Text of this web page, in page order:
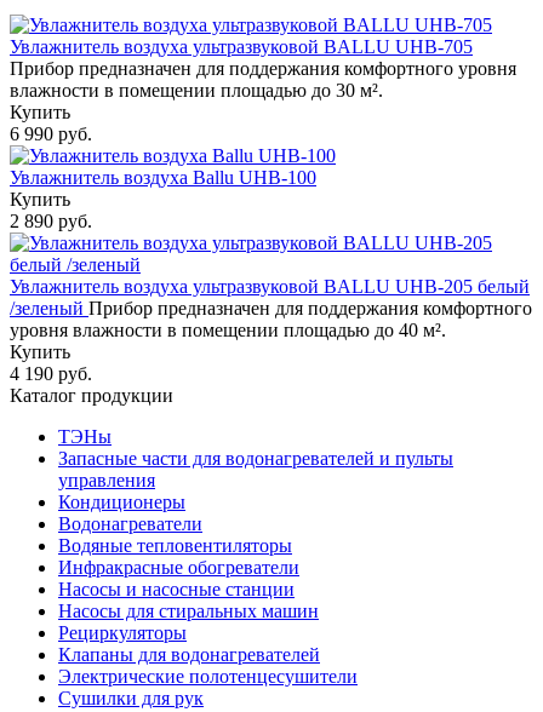
Увлажнитель воздуха ультразвуковой BALLU UHB-705
Прибор предназначен для поддержания комфортного уровня
влажности в помещении площадью до 30 м².
Купить
6 990 руб.
Увлажнитель воздуха Ballu UHB-100
Купить
2 890 руб.
Увлажнитель воздуха ультразвуковой BALLU UHB-205 белый
/зеленый Прибор предназначен для поддержания комфортного
уровня влажности в помещении площадью до 40 м².
Купить
4 190 руб.
Каталог продукции
ТЭНы
Запасные части для водонагревателей и пульты
управления
Кондиционеры
Водонагреватели
Водяные тепловентиляторы
Инфракрасные обогреватели
Насосы и насосные станции
Насосы для стиральных машин
Рециркуляторы
Клапаны для водонагревателей
Электрические полотенцесушители
Сушилки для рук